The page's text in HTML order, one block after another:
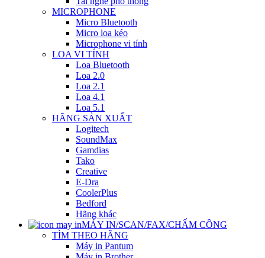
MICROPHONE
Micro Bluetooth
Micro loa kéo
Microphone vi tính
LOA VI TÍNH
Loa Bluetooth
Loa 2.0
Loa 2.1
Loa 4.1
Loa 5.1
HÃNG SẢN XUẤT
Logitech
SoundMax
Gamdias
Tako
Creative
E-Dra
CoolerPlus
Bedford
Hãng khác
MÁY IN/SCAN/FAX/CHẤM CÔNG
TÌM THEO HÃNG
Máy in Pantum